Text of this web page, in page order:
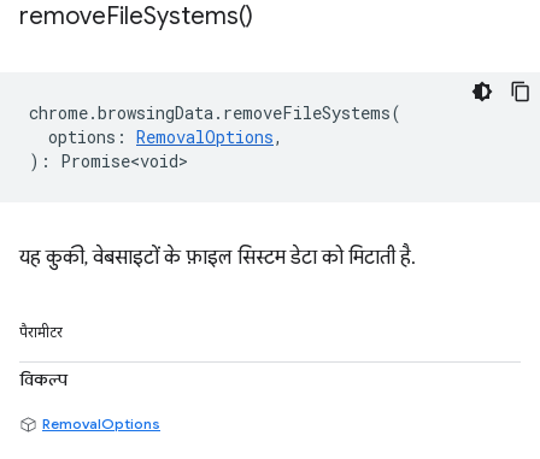
removeFileSystems()
chrome.browsingData. removeFileSystems(
options : RemovalOptions,
) : Promise<void>
यह कुकी, वेबसाइटों के फ़ाइल सिस्टम डेटा को मिटाती है.
पैरामीटर
विकल्प
RemovalOptions